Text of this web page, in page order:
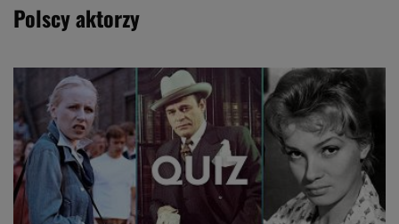
polscy aktorzy